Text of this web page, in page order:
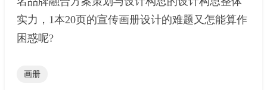
实力，1本20页的宣传画册设计的难题又怎能算作
困惑呢?
画册